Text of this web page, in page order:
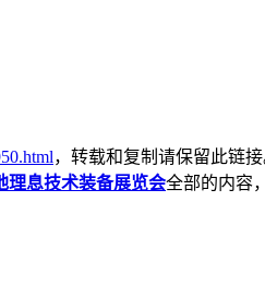
，转载和复制请保留此链接
理息技术装备展览会全部的内容